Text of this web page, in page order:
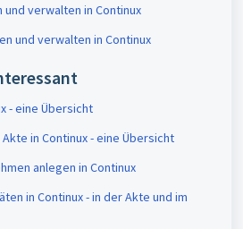
verwalten in Continux
und verwalten in Continux
- eine Übersicht
in Continux - eine Übersicht
anlegen in Continux
in Continux - in der Akte und im